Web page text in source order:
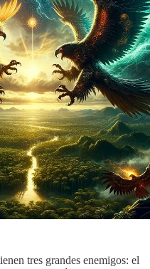
tres grandes enemigos: el